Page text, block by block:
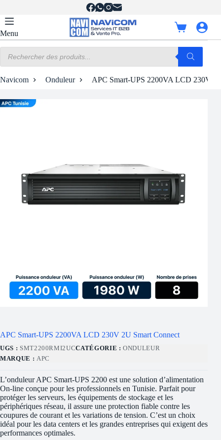
contenu
Menu
Panier
d’achat
produits
Navicom Onduleur APC Smart-UPS 2200VA LCD 230V
APC Smart-UPS 2200VA LCD 230V 2U Smart Connect
UGS : SMT2200RMI2UCCATÉGORIE :ONDULEUR
MARQUE : APC
L’onduleur APC Smart-UPS 2200 est une solution d’alimentation
On-line conçue pour les professionnels en Tunisie. Parfait pour
protéger les serveurs, les équipements de stockage et les
périphériques réseau, il assure une protection fiable contre les
coupures de courant et les variations de tension. C’est un choix
idéal pour les data centers et les grandes entreprises qui exigent des
performances optimales.